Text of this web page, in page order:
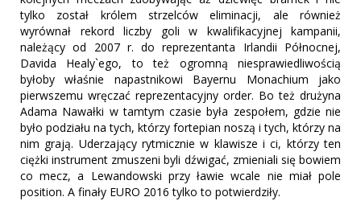
tylko został królem strzelców eliminacji, ale również
wyrównał rekord liczby goli w kwalifikacyjnej kampanii,
należący od 2007 r. do reprezentanta Irlandii Północnej,
Davida Healy`ego, to też ogromną niesprawiedliwością
byłoby właśnie napastnikowi Bayernu Monachium jako
pierwszemu wręczać reprezentacyjny order. Bo też drużyna
Adama Nawałki w tamtym czasie była zespołem, gdzie nie
było podziału na tych, którzy fortepian noszą i tych, którzy na
nim grają. Uderzający rytmicznie w klawisze i ci, którzy ten
ciężki instrument zmuszeni byli dźwigać, zmieniali się bowiem
co mecz, a Lewandowski przy ławie wcale nie miał pole
position. A finały EURO 2016 tylko to potwierdziły.